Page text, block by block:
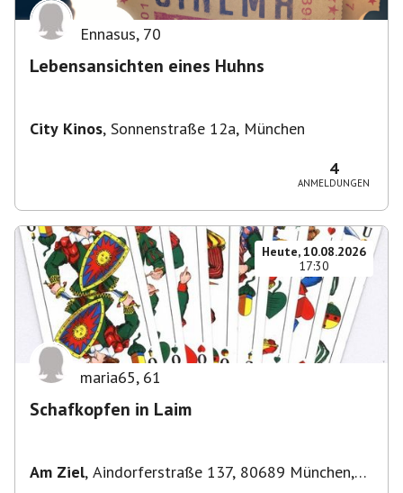
Ennasus, 70
Lebensansichten eines Huhns
City Kinos, Sonnenstraße 12a, München
4
ANMELDUNGEN
Heute, 10.08.2026
17:30
maria65, 61
Schafkopfen in Laim
Am Ziel, Aindorferstraße 137, 80689 München,